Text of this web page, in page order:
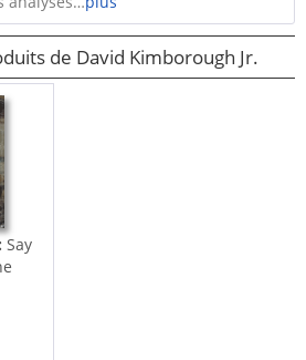
de David Kimborough Jr.
Say